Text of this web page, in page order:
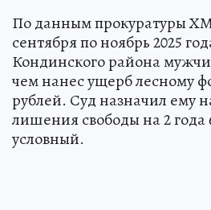
По данным прокуратуры
сентября по ноябрь 2025
Кондинского района
чем нанес ущерб лесному
рублей. Суд назначил ему
лишения свободы на 2 года
условный.